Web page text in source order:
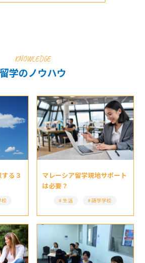
KNOWLEDGE
留学のノウハウ
る３
校
マレーシア留学現地サポート
は必要？
生活 語学学校